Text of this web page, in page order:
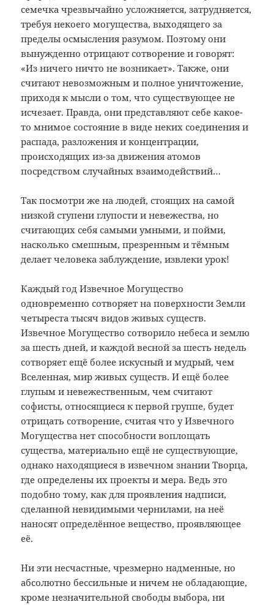
семечка чрезвычайно усложняется, затрудняется,
требуя некоего могущества, выходящего за
пределы осмысления разумом. Поэтому они
вынужденно отрицают сотворение и говорят:
«Из ничего ничто не возникает». Также, они
считают невозможным и полное уничтожение,
приходя к мысли о том, что существующее не
исчезает. Правда, они представляют себе какое-
то мнимое состояние в виде неких соединения и
распада, разложения и концентрации,
происходящих из-за движения атомов
посредством случайных взаимодействий…
Так посмотри же на людей, стоящих на самой
низкой ступени глупости и невежества, но
считающих себя самыми умными, и пойми,
насколько смешным, презренным и тёмным
делает человека заблуждение, извлеки урок!
Каждый год Извечное Могущество
одновременно сотворяет на поверхности Земли
четыреста тысяч видов живых существ.
Извечное Могущество сотворило небеса и землю
за шесть дней, и каждой весной за шесть недель
сотворяет ещё более искусный и мудрый, чем
Вселенная, мир живых существ. И ещё более
глупым и невежественным, чем считают
софисты, относящиеся к первой группе, будет
отрицать сотворение, считая что у Извечного
Могущества нет способности воплощать
существа, материально ещё не существующие,
однако находящиеся в извечном знании Творца,
где определены их проекты и мера. Ведь это
подобно тому, как для проявления надписи,
сделанной невидимыми чернилами, на неё
наносят определённое вещество, проявляющее
её.
Ни эти несчастные, чрезмерно надменные, но
абсолютно бессильные и ничем не обладающие,
кроме незначительной свободы выбора, ни